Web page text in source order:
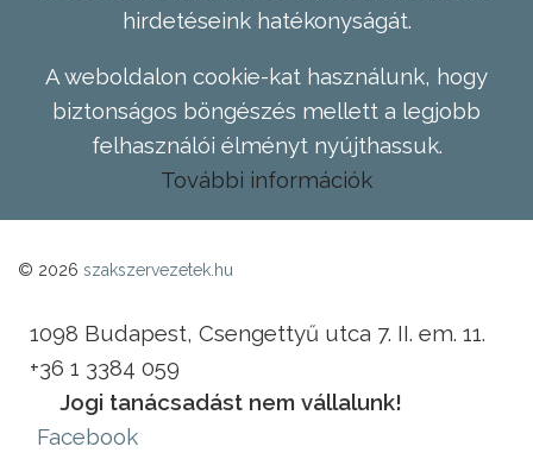
hirdetéseink hatékonyságát.
A weboldalon cookie-kat használunk, hogy
biztonságos böngészés mellett a legjobb
felhasználói élményt nyújthassuk.
További információk
© 2026 szakszervezetek.hu
1098 Budapest, Csengettyű utca 7. II. em. 11.
+36 1 3384 059
Jogi tanácsadást nem vállalunk!
Facebook